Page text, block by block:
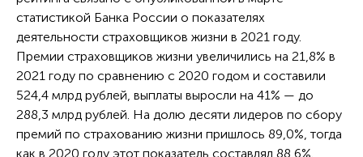
статистикой Банка России о показателях
деятельности страховщиков жизни в 2021 году.
Премии страховщиков жизни увеличились на 21,8% в
2021 году по сравнению с 2020 годом и составили
524,4 млрд рублей, выплаты выросли на 41% — до
288,3 млрд рублей. На долю десяти лидеров по сбору
премий по страхованию жизни пришлось 89,0%, тогда
как в 2020 году этот показатель составлял 88,6%.